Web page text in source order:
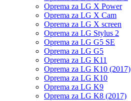
Oprema za LG X Power
Oprema za LG X Cam
Oprema za LG X screen
Oprema za LG Stylus 2
Oprema za LG G5 SE
Oprema za LG G5
Oprema za LG K11
Oprema za LG K10 (2017)
Oprema za LG K10
Oprema za LG K9
Oprema za LG K8 (2017)